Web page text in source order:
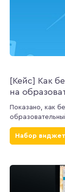
[Кейс] Как
на
Показано, как
Набор